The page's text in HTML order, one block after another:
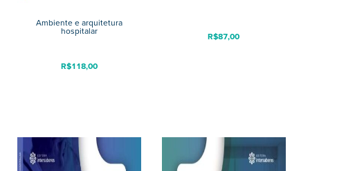
Ambiente e arquitetura
hospitalar
R$118,00
R$87,00